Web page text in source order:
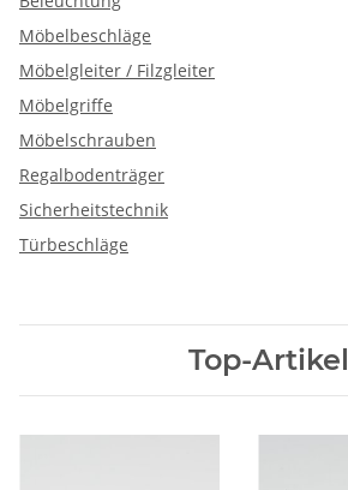
Möbelbeschläge
Möbelgleiter / Filzgleiter
Möbelgriffe
Möbelschrauben
Regalbodenträger
Sicherheitstechnik
Türbeschläge
Top-Artikel